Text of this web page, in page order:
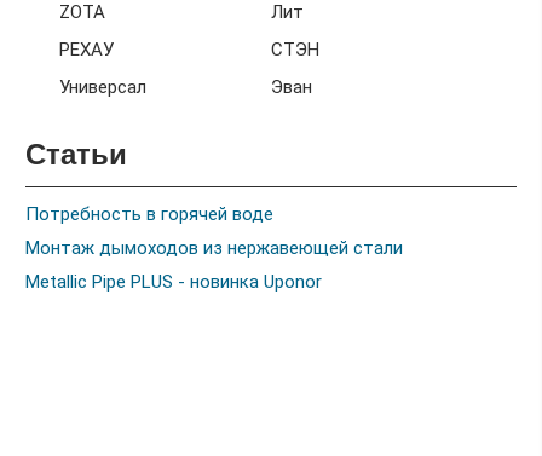
ZOTA
Лит
РЕХАУ
СТЭН
Универсал
Эван
Статьи
Потребность в горячей воде
Монтаж дымоходов из нержавеющей стали
Metallic Pipe PLUS - новинка Uponor